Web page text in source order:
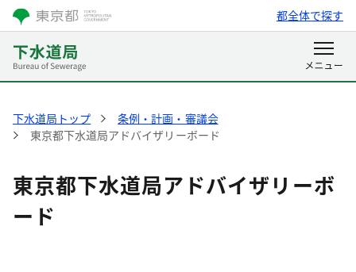
都全体で探す
下水道局トップ
条例・計画・審議会
東京都下水道局アドバイザリーボード
東京都下水道局アドバイザリーボ
ード